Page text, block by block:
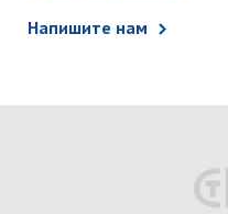
Напишите нам